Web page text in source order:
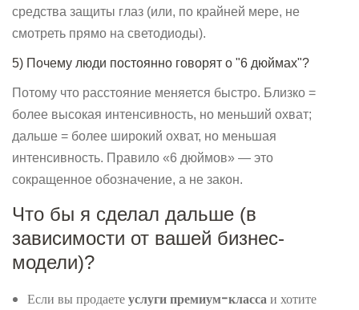
средства защиты глаз (или, по крайней мере, не
смотреть прямо на светодиоды).
5) Почему люди постоянно говорят о "6 дюймах"?
Потому что расстояние меняется быстро. Близко =
более высокая интенсивность, но меньший охват;
дальше = более широкий охват, но меньшая
интенсивность. Правило «6 дюймов» — это
сокращенное обозначение, а не закон.
Что бы я сделал дальше (в
зависимости от вашей бизнес-
модели)?
Если вы продаетеуслуги премиум-классаи хотите